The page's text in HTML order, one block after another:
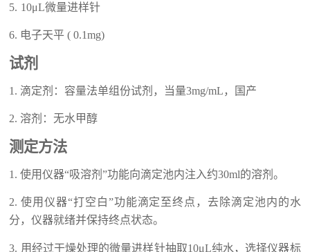
5. 10μL微量进样针
6. 电子天平 ( 0.1mg)
试剂
1. 滴定剂：容量法单组份试剂，当量3mg/mL ， 国产
2.溶剂：无水甲醇
测定方法
1.使用仪器“吸溶剂”功能向滴定池内注入约30ml的溶剂。
2.使用仪器“打空白”功能滴定至终点，去除滴定池内的水
分，仪器就绪并保持终点状态。
3. 用经过干燥处理的微量进样针抽取10μL纯水，选择仪器标